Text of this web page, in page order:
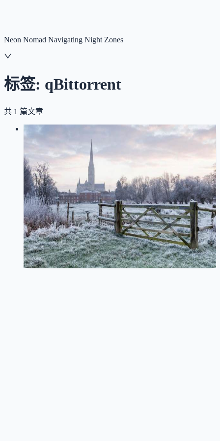
Neon Nomad Navigating Night Zones
标签: qBittorrent
共 1 篇文章
2025-12-26
构建专业的 M-Team 刷流量自动化工
具：TypeScript 实战指南
TypeScriptBitTorrent自动化青龙面板M-TeamqBittorrent
详细介绍如何使用 TypeScript 构建一个功能完整的
BitTorrent 刷流自动化工具，集成 M-Team API 和
qBittorrent，包含完整的架构设计和实现细节。
79 0